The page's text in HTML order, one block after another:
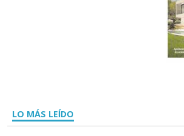
LO MÁS LEÍDO